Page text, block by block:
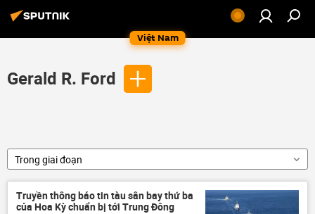
Việt Nam
Gerald R. Ford
Trong giai đoạn
Truyền thông báo tin tàu sân bay thứ ba
của Hoa Kỳ chuẩn bị tới Trung Đông